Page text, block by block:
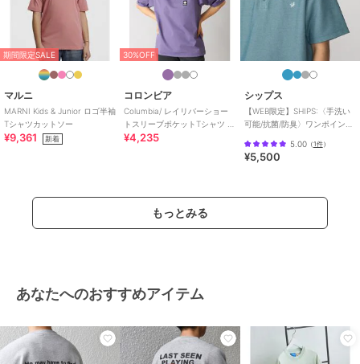
期間限定SALE
マルニ
MARNI Kids & Junior ロゴ半袖
Tシャツカットソー
¥9,361 新着
30%OFF
コロンビア
Columbia/ レイリバーショー
トスリーブポケットTシャツ /
コロンビア
¥4,235
シップス
【WEB限定】SHIPS:〈手洗い
可能/抗菌/防臭〉ワンポイント
ク
5.00（1件）
¥5,500
もっとみる
あなたへのおすすめアイテム